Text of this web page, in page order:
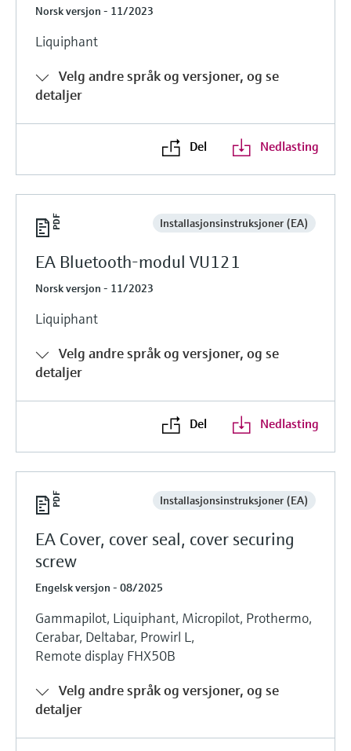
Norsk versjon - 11/2023
Liquiphant
Velg andre språk og versjoner, og se
detaljer
Del Nedlasting
Installasjonsinstruksjoner (EA)
EA Bluetooth-modul VU121
Norsk versjon - 11/2023
Liquiphant
Velg andre språk og versjoner, og se
detaljer
Del Nedlasting
Installasjonsinstruksjoner (EA)
EA Cover, cover seal, cover securing
screw
Engelsk versjon - 08/2025
Gammapilot, Liquiphant, Micropilot, Prothermo,
Cerabar, Deltabar, Prowirl L,
Remote display FHX50B
Velg andre språk og versjoner, og se
detaljer